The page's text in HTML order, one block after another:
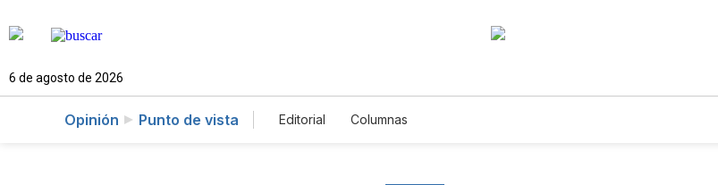
6 de agosto de 2026
Opinión Punto de vista Editorial Columnas